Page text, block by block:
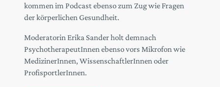
kommen im Podcast ebenso zum Zug wie Fragen
der körperlichen Gesundheit.
Moderatorin Erika Sander holt demnach
PsychotherapeutInnen ebenso vors Mikrofon wie
MedizinerInnen, WissenschaftlerInnen oder
ProfisportlerInnen.